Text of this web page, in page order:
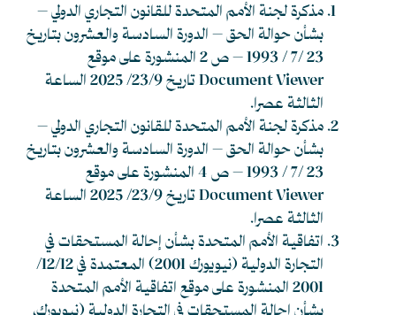
مذكرة لجنة الأمم المتحدة للقانون التجاري الدولي –
بشأن حوالة الحق – الدورة السادسة والعشرون بتاريخ
23 /7 / 1993 – ص 2 المنشورة على موقع
Document Viewer
تاريخ 23/9/ 2025 الساعة
الثالثة عصرا.
مذكرة لجنة الأمم المتحدة للقانون التجاري الدولي –
بشأن حوالة الحق – الدورة السادسة والعشرون بتاريخ
23 /7 / 1993 – ص 4 المنشورة على موقع
Document Viewer
تاريخ 23/9/ 2025 الساعة
الثالثة عصرا.
اتفاقية الأمم المتحدة بشأن إحالة المستحقات في
التجارة الدولية (نيويورك 2001) المعتمدة في 12/12/
2001 المنشورة على موقع
اتفاقية الأمم المتحدة